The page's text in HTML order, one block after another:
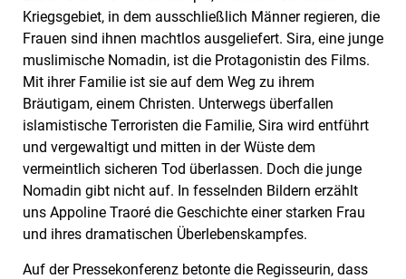
Kriegsgebiet, in dem ausschließlich Männer regieren, die
Frauen sind ihnen machtlos ausgeliefert. Sira, eine junge
muslimische Nomadin, ist die Protagonistin des Films.
Mit ihrer Familie ist sie auf dem Weg zu ihrem
Bräutigam, einem Christen. Unterwegs überfallen
islamistische Terroristen die Familie, Sira wird entführt
und vergewaltigt und mitten in der Wüste dem
vermeintlich sicheren Tod überlassen. Doch die junge
Nomadin gibt nicht auf. In fesselnden Bildern erzählt
uns Appoline Traoré die Geschichte einer starken Frau
und ihres dramatischen Überlebenskampfes.
Auf der Pressekonferenz betonte die Regisseurin, dass